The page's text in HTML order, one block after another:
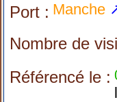
Port : Manche
Nombre de
Référencé le :